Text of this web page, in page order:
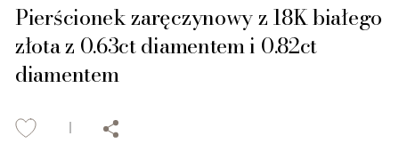
Pierścionek zaręczynowy z 18K białego
złota z 0.63ct diamentem i 0.82ct
diamentem